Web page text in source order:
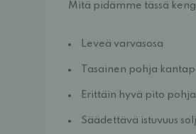
Mitä pidämme tässä
Leveä varvasosa
Tasainen pohja
Erittäin hyvä pito
Säädettävä istuvuus